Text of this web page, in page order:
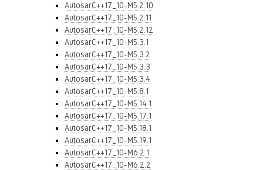
AutosarC++17_10-M5.2.10
AutosarC++17_10-M5.2.11
AutosarC++17_10-M5.2.12
AutosarC++17_10-M5.3.1
AutosarC++17_10-M5.3.2
AutosarC++17_10-M5.3.3
AutosarC++17_10-M5.3.4
AutosarC++17_10-M5.8.1
AutosarC++17_10-M5.14.1
AutosarC++17_10-M5.17.1
AutosarC++17_10-M5.18.1
AutosarC++17_10-M5.19.1
AutosarC++17_10-M6.2.1
AutosarC++17_10-M6.2.2